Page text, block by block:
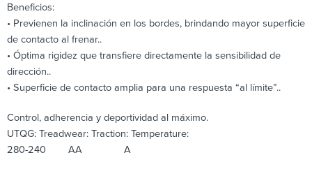
Beneficios:
• Previenen la inclinación en los bordes, brindando mayor superficie
de contacto al frenar..
• Óptima rigidez que transfiere directamente la sensibilidad de
dirección..
• Superficie de contacto amplia para una respuesta “al límite”..
Control, adherencia y deportividad al máximo.
UTQG: Treadwear: Traction: Temperature:
280-240 AA A